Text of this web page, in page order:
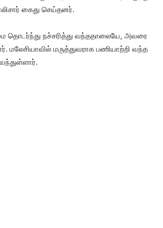
கைது செய்தனர்.
நச்சரித்து வந்ததாலையே, அவரை
மருத்துவராக பணியாற்றி வந்த